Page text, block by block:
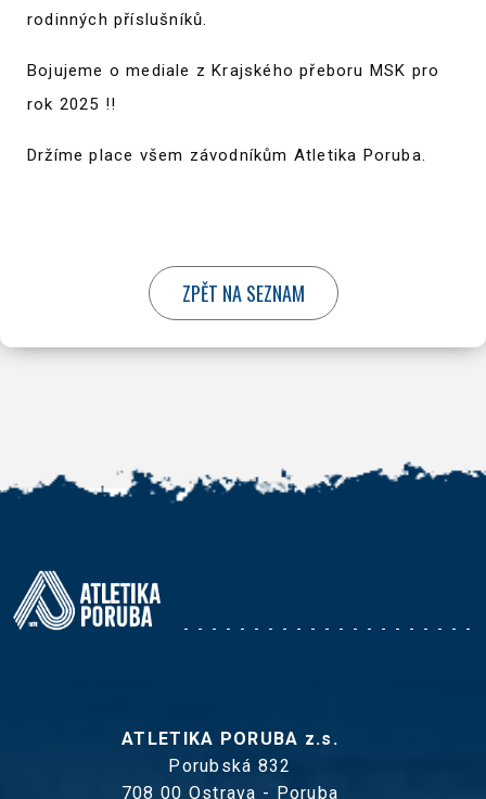
rodinných příslušníků.
Bojujeme o mediale z Krajského přeboru MSK pro
rok 2025 !!
Držíme place všem závodníkům Atletika Poruba.
ATLETIKA PORUBA z.s.
Porubská 832
708 00 Ostrava - Poruba